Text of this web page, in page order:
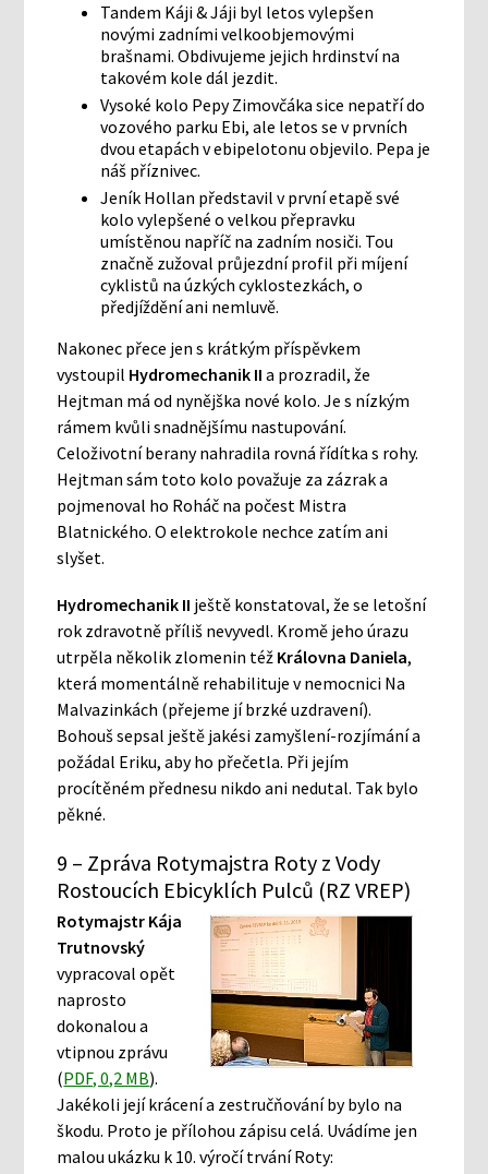
Tandem Káji & Jáji byl letos vylepšen
novými zadními velkoobjemovými
brašnami. Obdivujeme jejich hrdinství na
takovém kole dál jezdit.
Vysoké kolo Pepy Zimovčáka sice nepatří do
vozového parku Ebi, ale letos se v prvních
dvou etapách v ebipelotonu objevilo. Pepa je
náš příznivec.
Jeník Hollan představil v první etapě své
kolo vylepšené o velkou přepravku
umístěnou napříč na zadním nosiči. Tou
značně zužoval průjezdní profil při míjení
cyklistů na úzkých cyklostezkách, o
předjíždění ani nemluvě.
Nakonec přece jen s krátkým příspěvkem
vystoupil Hydromechanik II a prozradil, že
Hejtman má od nynějška nové kolo. Je s nízkým
rámem kvůli snadnějšímu nastupování.
Celoživotní berany nahradila rovná řídítka s rohy.
Hejtman sám toto kolo považuje za zázrak a
pojmenoval ho Roháč na počest Mistra
Blatnického. O elektrokole nechce zatím ani
slyšet.
Hydromechanik II ještě konstatoval, že se letošní
rok zdravotně příliš nevyvedl. Kromě jeho úrazu
utrpěla několik zlomenin též Královna Daniela,
která momentálně rehabilituje v nemocnici Na
Malvazinkách (přejeme jí brzké uzdravení).
Bohouš sepsal ještě jakési zamyšlení-rozjímání a
požádal Eriku, aby ho přečetla. Při jejím
procítěném přednesu nikdo ani nedutal. Tak bylo
pěkné.
9 – Zpráva Rotymajstra Roty z Vody
Rostoucích Ebicyklích Pulců (RZ VREP)
Rotymajstr Kája
Trutnovský
vypracoval opět
naprosto
dokonalou a
vtipnou zprávu
(PDF, 0,2 MB).
Jakékoli její krácení a zestručňování by bylo na
škodu. Proto je přílohou zápisu celá. Uvádíme jen
malou ukázku k 10. výročí trvání Roty: